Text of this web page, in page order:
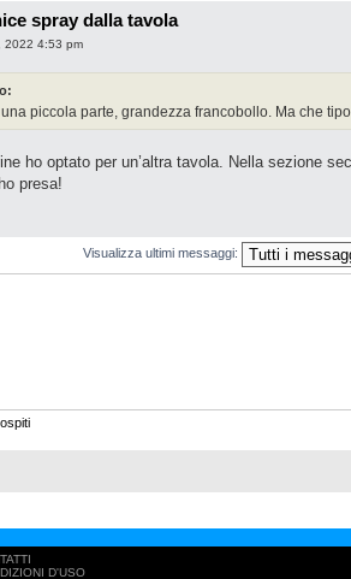
spray dalla tavola
2022 4:53 pm
piccola parte, grandezza francobollo. Ma che
ho optato per un’altra tavola. Nella sezione
presa!
Visualizza ultimi messaggi:
D'USO